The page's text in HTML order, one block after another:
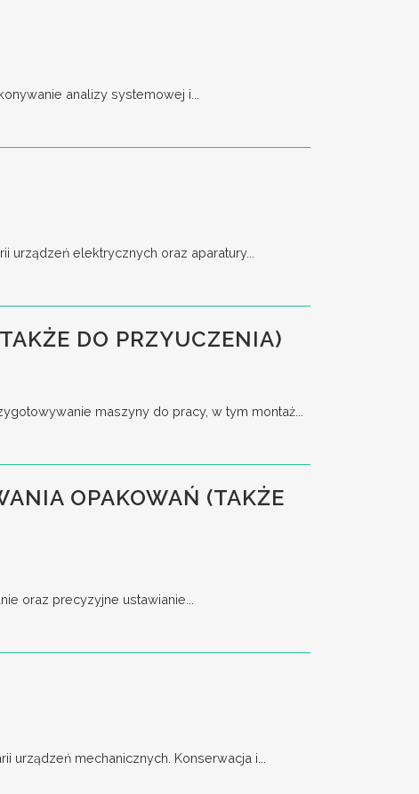
analizy systemowej i...
elektrycznych oraz aparatury...
DO PRZYUCZENIA)
maszyny do pracy, w tym montaż...
OPAKOWAŃ (TAKŻE
oraz precyzyjne ustawianie...
mechanicznych. Konserwacja i...